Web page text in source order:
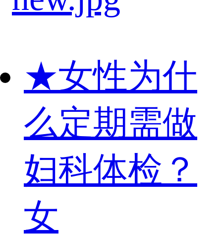
★女性为什
么定期需做
妇科体检？
女